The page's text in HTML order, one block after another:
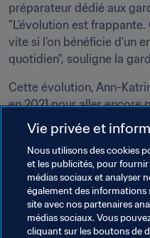
préparateur dédié aux
"L’évolution est
vite si l’on bénéficie d'un
quotidien", souligne la
Cette évolution, Ann-
en 2021 pour aller encore
aborder les défis avec
Aujourd'hui, je fais partie
du monde et du Top 11
faut confirmer. Je ne
feu de paille", conclut-elle.
Vie privée et
Nous utilisons des cookies
et les publicités, pour
médias sociaux et analyser
également des
site avec nos partenaires
médias sociaux. Vous
cliquant sur les boutons de